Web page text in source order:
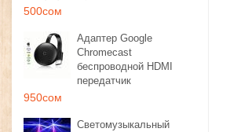
500сом
Адаптер Google
Chromecast
беспроводной HDMI
передатчик
950сом
Светомузыкальный